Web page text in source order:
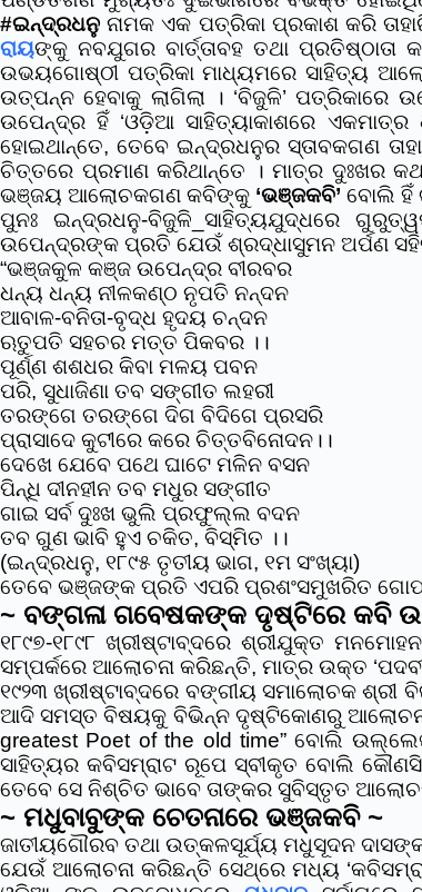
#ଇନ୍ଦ୍ରଧନୁ ନାମକ ଏକ ପତ୍ରିକା ପ୍ରକାଶ କରି
ରାୟଙ୍କୁ ନବଯୁଗର ବାର୍ତ୍ତାବହ ତଥା
ଉଭୟଗୋଷ୍ଠୀ ପତ୍ରିକା ମାଧ୍ୟମରେ ସାହିତ୍ୟ
ଉତ୍ପନ୍ନ ହେବାକୁ ଲାଗିଲା । ‘ବିଜୁଳି’ ପତ୍ରିକାରେ
ଉପେନ୍ଦ୍ର ହିଁ ‘ଓଡ଼ିଆ ସାହିତ୍ୟାକାଶରେ
ହୋଇଥାନ୍ତେ, ତେବେ ଇନ୍ଦ୍ରଧନୁର ସ୍ତାବକଗଣ
ଚିତ୍ତରେ ପ୍ରମାଣ କରିଥାନ୍ତେ । ମାତ୍ର ଦୁଃଖର
ଭଞ୍ଜୟ ଆଲୋଚକଗଣ କବିଙ୍କୁ ‘ଭଞ୍ଜକବି’ ବୋଲି ହିଁ
ପୁନଃ ଇନ୍ଦ୍ରଧନୁ-ବିଜୁଳି_ସାହିତ୍ୟଯୁଦ୍ଧରେ
ଉପେନ୍ଦ୍ରଙ୍କ ପ୍ରତି ଯେଉଁ ଶ୍ରଦ୍ଧାସୁମନ ଅର୍ପଣ
“ଭଞ୍ଜକୁଳ କଞ୍ଜ ଉପେନ୍ଦ୍ର ବୀରବର
ଧନ୍ୟ ଧନ୍ୟ ନୀଳକଣ୍ଠ ନୃପତି ନନ୍ଦନ
ଆବାଳ-ବନିତା-ବୃଦ୍ଧ ହୃଦୟ ଚନ୍ଦନ
ଋତୁପତି ସହଚର ମତ୍ତ ପିକବର ।।
ପୂର୍ଣ୍ଣ ଶଶଧର କିବା ମଳୟ ପବନ
ପରି, ସୁଧାଜିଣା ତବ ସଙ୍ଗୀତ ଲହରୀ
ତରଙ୍ଗେ ତରଙ୍ଗେ ଦିଗ ବିଦିଗେ ପ୍ରସରି
ପ୍ରାସାଦେ କୁଟୀରେ କରେ ଚିତ୍ତବିନୋଦନ।।
ଦେଖେ ଯେବେ ପଥେ ଘାଟେ ମଳିନ ବସନ
ପିନ୍ଧି ଦୀନହୀନ ତବ ମଧୁର ସଙ୍ଗୀତ
ଗାଇ ସର୍ବ ଦୁଃଖ ଭୁଲି ପ୍ରଫୁଲ୍ଲ ବଦନ
ତବ ଗୁଣ ଭାବି ହୁଏ ଚକିତ, ବିସ୍ମିତ ।।
(ଇନ୍ଦ୍ରଧନୁ, ୧୮୯୫ ତୃତୀୟ ଭାଗ, ୧ମ ସଂଖ୍ୟା)
ତେବେ ଭଞ୍ଜଙ୍କ ପ୍ରତି ଏପରି ପ୍ରଶଂସମୁଖରିତ
~ ବଙ୍ଗଳା ଗବେଷକଙ୍କ ଦୃଷ୍ଟିରେ କବି
୧୮୯୭-୧୮୯୮ ଖ୍ରୀଷ୍ଟାବ୍ଦରେ ଶ୍ରୀଯୁକ୍ତ
ସମ୍ପର୍କରେ ଆଲୋଚନା କରିଛନ୍ତି, ମାତ୍ର ଉକ୍ତ
୧୯୨୩ ଖ୍ରୀଷ୍ଟାବ୍ଦରେ ବଙ୍ଗୀୟ ସମାଲୋଚକ ଶ୍ରୀ
ଆଦି ସମସ୍ତ ବିଷୟକୁ ବିଭିନ୍ନ ଦୃଷ୍ଟିକୋଣରୁ ଆଲୋଚନା
greatest Poet of the old time” ବୋଲି
ସାହିତ୍ୟର କବିସମ୍ରାଟ ରୂପେ ସ୍ବୀକୃତ ବୋଲି କୌଣସି
ତେବେ ସେ ନିଶ୍ଚିତ ଭାବେ ତାଙ୍କର ସୁବିସ୍ତୃତ
~ ମଧୁବାବୁଙ୍କ ଚେତନାରେ ଭଞ୍ଜକବି ~
ଜାତୀୟଗୌରବ ତଥା ଉତ୍କଳସୂର୍ଯ୍ୟ ମଧୁସୂଦନ
ଯେଉଁ ଆଲୋଚନା କରିଛନ୍ତି ସେଥ୍‌ରେ ମଧ୍ୟ